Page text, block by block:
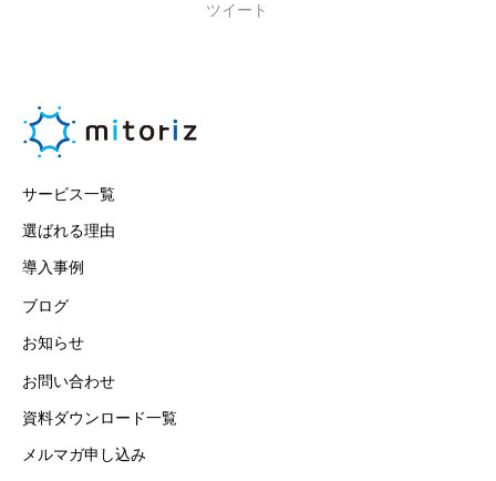
ツイート
サービス一覧
選ばれる理由
導入事例
ブログ
お知らせ
お問い合わせ
資料ダウンロード一覧
メルマガ申し込み